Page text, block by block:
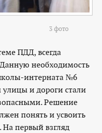
3 фото
ПДД, всегда
необходимость
интерната №6
улицы и дороги стали
Решение
понять и усвоить
На первый взгляд